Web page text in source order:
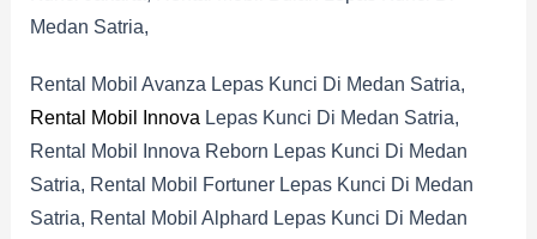
Medan Satria,
Rental Mobil Avanza Lepas Kunci Di Medan Satria,
Rental Mobil Innova Lepas Kunci Di Medan Satria,
Rental Mobil Innova Reborn Lepas Kunci Di Medan
Satria, Rental Mobil Fortuner Lepas Kunci Di Medan
Satria, Rental Mobil Alphard Lepas Kunci Di Medan